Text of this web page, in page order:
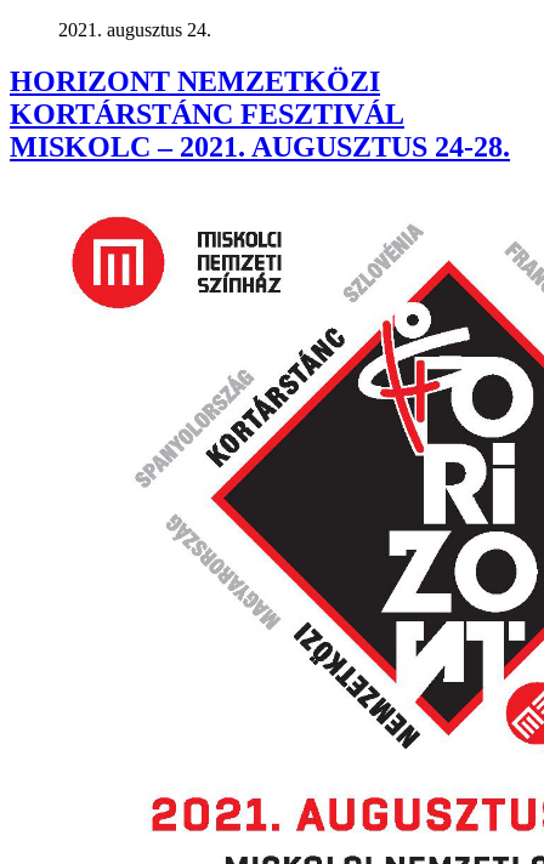
2021. augusztus 24.
HORIZONT NEMZETKÖZI
KORTÁRSTÁNC FESZTIVÁL
MISKOLC – 2021. AUGUSZTUS 24-28.